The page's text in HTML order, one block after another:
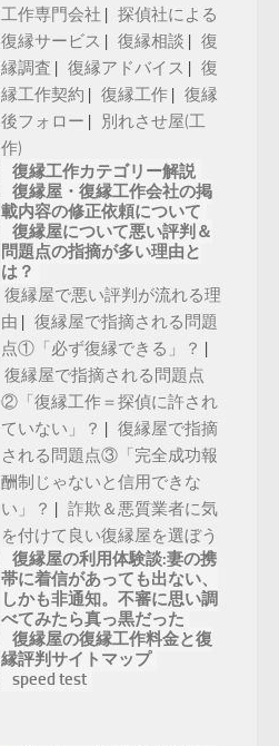
工作専門会社
探偵社による
復縁サービス
復縁相談
復
縁調査
復縁アドバイス
復
縁工作契約
復縁工作
復縁
後フォロー
別れさせ屋(工
作)
復縁工作カテゴリー解説
復縁屋・復縁工作会社の掲
載内容の修正依頼について
復縁屋について悪い評判＆
問題点の指摘が多い理由と
は？
復縁屋で悪い評判が流れる理
由
復縁屋で指摘される問題
点①「必ず復縁できる」？
復縁屋で指摘される問題点
②「復縁工作＝探偵に許され
ていない」？
復縁屋で指摘
される問題点③「完全成功報
酬制じゃないと信用できな
い」？
詐欺＆悪質業者に気
を付けて良い復縁屋を選ぼう
復縁屋の利用体験談:妻の携
帯に着信があっても出ない、
しかも非通知。不審に思い調
べてみたら真っ黒だった
復縁屋の復縁工作料金と復
縁評判サイトマップ
speed test